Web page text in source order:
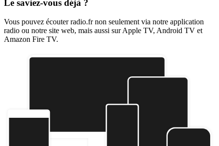
Le saviez-vous déjà ?
Vous pouvez écouter radio.fr non seulement via notre application
radio ou notre site web, mais aussi sur Apple TV, Android TV et
Amazon Fire TV.